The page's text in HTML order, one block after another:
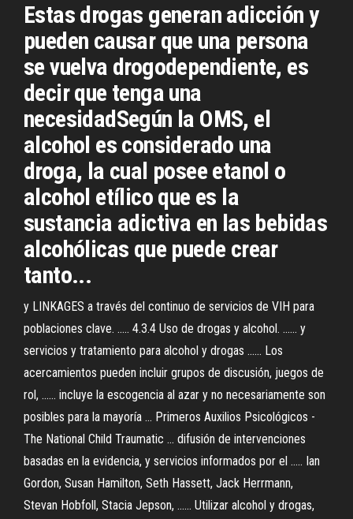
Estas drogas generan adicción y
pueden causar que una persona
se vuelva drogodependiente, es
decir que tenga una
necesidadSegún la OMS, el
alcohol es considerado una
droga, la cual posee etanol o
alcohol etílico que es la
sustancia adictiva en las bebidas
alcohólicas que puede crear
tanto...
y LINKAGES a través del continuo de servicios de VIH para
poblaciones clave. ..... 4.3.4 Uso de drogas y alcohol. ...... y
servicios y tratamiento para alcohol y drogas ...... Los
acercamientos pueden incluir grupos de discusión, juegos de
rol, ...... incluye la escogencia al azar y no necesariamente son
posibles para la mayoría ... Primeros Auxilios Psicológicos -
The National Child Traumatic ... difusión de intervenciones
basadas en la evidencia, y servicios informados por el ..... Ian
Gordon, Susan Hamilton, Seth Hassett, Jack Herrmann,
Stevan Hobfoll, Stacia Jepson, ...... Utilizar alcohol y drogas,